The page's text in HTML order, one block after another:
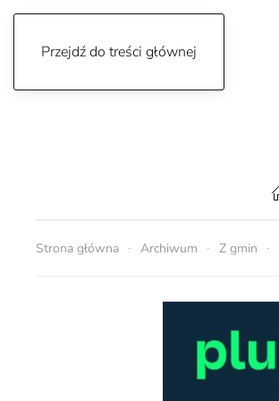
Przejdź do treści głównej
Strona główna Archiwum Z gmin